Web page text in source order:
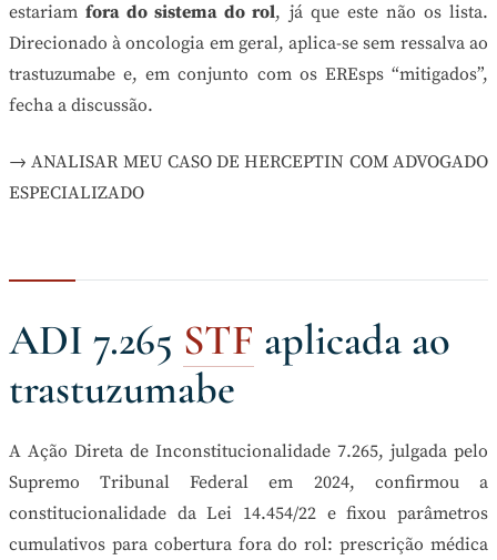
estariamfora do sistema do rol, já que este não os lista.
Direcionado à oncologia em geral, aplica-se sem ressalva ao
trastuzumabe e, em conjunto com os EREsps “mitigados”,
fecha a discussão.
→ ANALISAR MEU CASO DE HERCEPTIN COM ADVOGADO
ESPECIALIZADO
ADI 7.265 STF aplicada ao
trastuzumabe
A Ação Direta de Inconstitucionalidade 7.265, julgada pelo
Supremo Tribunal Federal em 2024, confirmou a
constitucionalidade da Lei 14.454/22 e fixou parâmetros
cumulativos para cobertura fora do rol: prescrição médica